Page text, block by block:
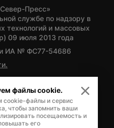
Пресс»
службе по надзору в
технологий и массовых
09 июля 2013 года
ИА № ФС77-54686
политики Ямало-
файлы cookie.
cookie-файлы и сервис
чтобы запомнить ваши
посещаемость и
его